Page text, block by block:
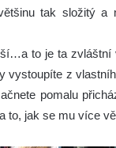
tak složitý a
to je ta zvláštní
vystoupíte z
pomalu
to, jak se mu více